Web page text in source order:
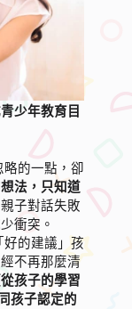
少年教育目
略的一點，卻
法，只知道
子對話失敗
衝突。
好的建議」孩
不再那麼清
孩子的學習
孩子認定的